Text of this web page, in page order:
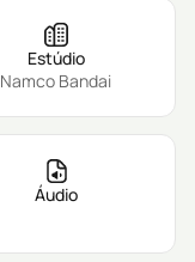
Estúdio
Namco Bandai
Áudio